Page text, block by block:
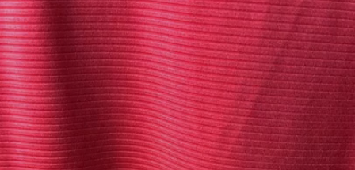
VR
SHOW
SOBRE
NOSOTROS